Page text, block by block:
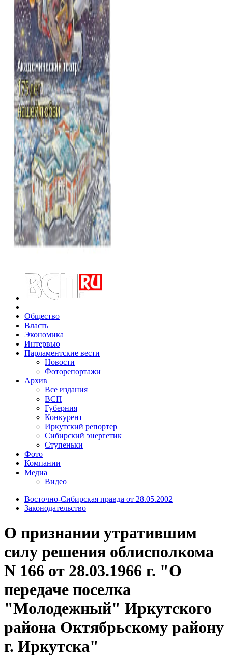
Общество
Власть
Экономика
Интервью
Парламентские вести
Новости
Фоторепортажи
Архив
Все издания
ВСП
Губерния
Конкурент
Иркутский репортер
Сибирский энергетик
Ступеньки
Фото
Компании
Медиа
Видео
Восточно-Сибирская правда от 28.05.2002
Законодательство
О признании утратившим
силу решения облисполкома
N 166 от 28.03.1966 г. "О
передаче поселка
"Молодежный" Иркутского
района Октябрьскому району
г. Иркутска"